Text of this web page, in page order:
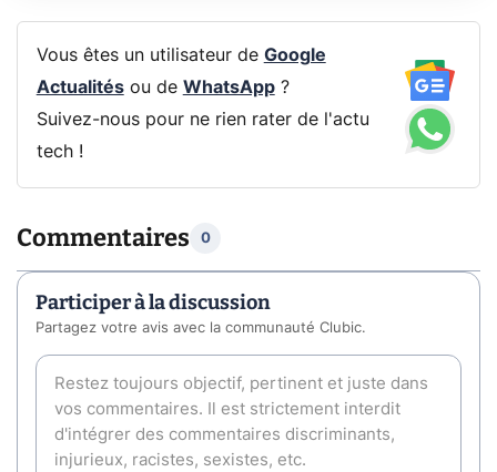
Vous êtes un utilisateur de Google
Actualitésou de WhatsApp?
Suivez-nous pour ne rien rater de l'actu
tech !
Commentaires 0
Participer à la discussion
Partagez votre avis avec la communauté Clubic.